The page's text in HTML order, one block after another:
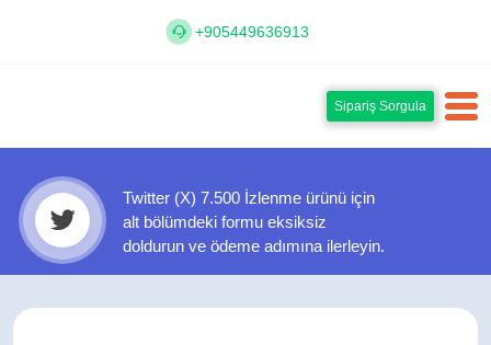
+905449636913
Sipariş Sorgula
Twitter (X) 7.500 İzlenme ürünü için
alt bölümdeki formu eksiksiz
doldurun ve ödeme adımına ilerleyin.